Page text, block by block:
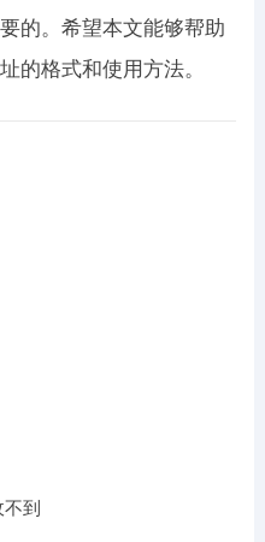
的。希望本文能够帮助
的格式和使用方法。
到